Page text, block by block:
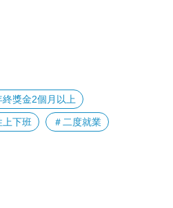
終獎金2個月以上
上下班 ＃二度就業